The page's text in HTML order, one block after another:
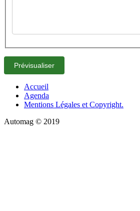
Accueil
Agenda
Mentions Légales et Copyright.
Automag © 2019